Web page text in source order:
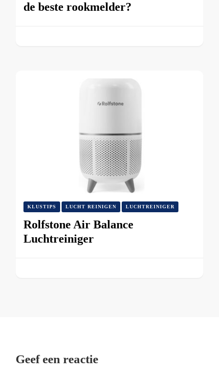
de beste rookmelder?
KLUSTIPS LUCHT REINIGEN LUCHTREINIGER
Rolfstone Air Balance
Luchtreiniger
Geef een reactie